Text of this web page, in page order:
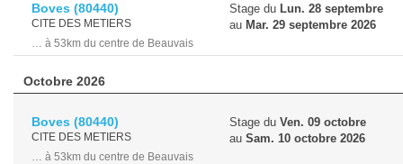
Boves (80440)
CITE DES METIERS
… à 53km du centre de Beauvais
Stage du Lun. 28 septembre
au Mar. 29 septembre 2026
Octobre 2026
Boves (80440)
CITE DES METIERS
… à 53km du centre de Beauvais
Stage du Ven. 09 octobre
au Sam. 10 octobre 2026